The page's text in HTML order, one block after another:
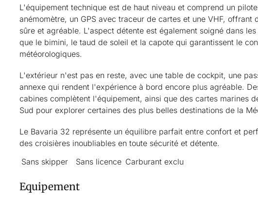
L'équipement technique est de haut niveau et comprend un
anémomètre, un GPS avec traceur de cartes et une VHF, offrant
sûre et agréable. L'aspect détente est également soigné dans
que le bimini, le taud de soleil et la capote qui garantissent le
météorologiques.
L'extérieur n'est pas en reste, avec une table de cockpit, une
annexe qui rendent l'expérience à bord encore plus agréable.
cabines complètent l'équipement, ainsi que des cartes marines
Sud pour explorer certaines des plus belles destinations de la
Le Bavaria 32 représente un équilibre parfait entre confort et
des croisières inoubliables en toute sécurité et détente.
Sans skipper
Sans licence Carburant exclu
Equipement